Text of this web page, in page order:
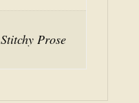
Stitchy Prose